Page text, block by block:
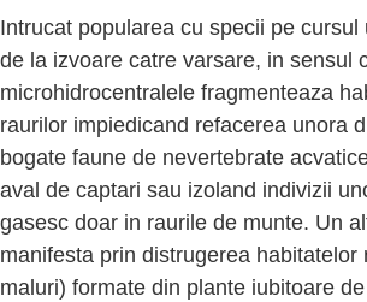
Intrucat popularea cu specii pe cursul
de la izvoare catre varsare, in sensul
microhidrocentralele fragmenteaza
raurilor impiedicand refacerea unora
bogate faune de nevertebrate
aval de captari sau izoland indivizii
gasesc doar in raurile de munte. Un
manifesta prin distrugerea habitatelor
maluri) formate din plante iubitoare